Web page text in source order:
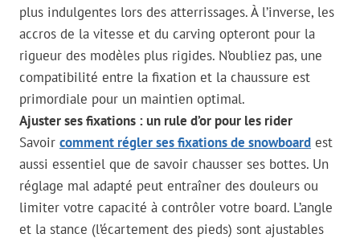
plus indulgentes lors des atterrissages. À l’inverse, les
accros de la vitesse et du carving opteront pour la
rigueur des modèles plus rigides. N’oubliez pas, une
compatibilité entre la fixation et la chaussure est
primordiale pour un maintien optimal.
Ajuster ses fixations : un rule d’or pour les rider
Savoir comment régler ses fixations de snowboard est
aussi essentiel que de savoir chausser ses bottes. Un
réglage mal adapté peut entraîner des douleurs ou
limiter votre capacité à contrôler votre board. L’angle
et la stance (l’écartement des pieds) sont ajustables